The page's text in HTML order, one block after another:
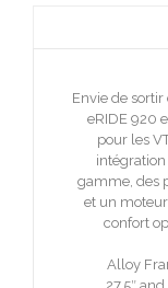
Envie de sortir
eRIDE 920
pour les
gamme, des
et un moteur
confort
Alloy